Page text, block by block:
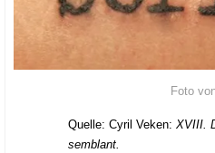
Foto
Quel­le: Cyril Veken: XVIII.
semblant.